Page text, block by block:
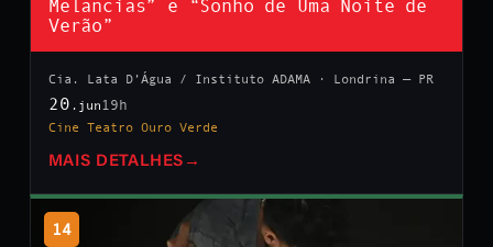
Melancias” e “Sonho de Uma Noite de
Verão”
Cia. Lata D’Água / Instituto ADAMA · Londrina — PR
20 .jun 19h
Cine Teatro Ouro Verde
MAIS DETALHES →
14